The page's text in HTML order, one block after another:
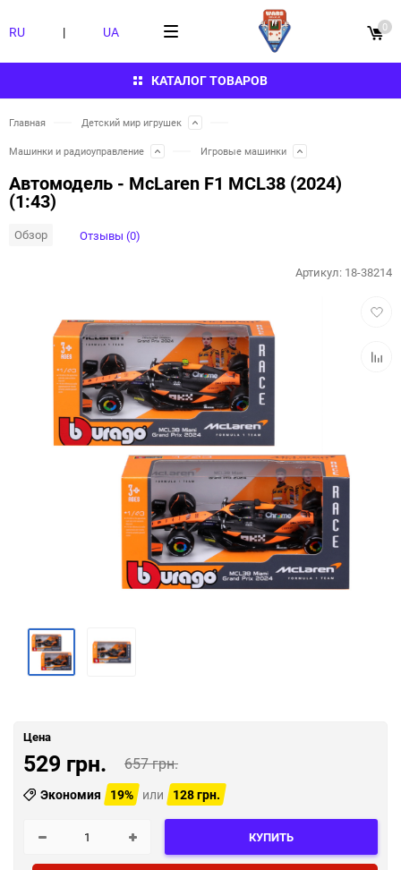
КАТАЛОГ ТОВАРОВ
RU | UA 0
Главная Детский мир игрушек
Машинки и радиоуправление Игровые машинки
Автомодель - McLaren F1 MCL38 (2024)
(1:43)
Обзор Отзывы (0)
Артикул: 18-38214
Цена
529 грн. 657 грн.
Экономия 19% или 128 грн.
КУПИТЬ